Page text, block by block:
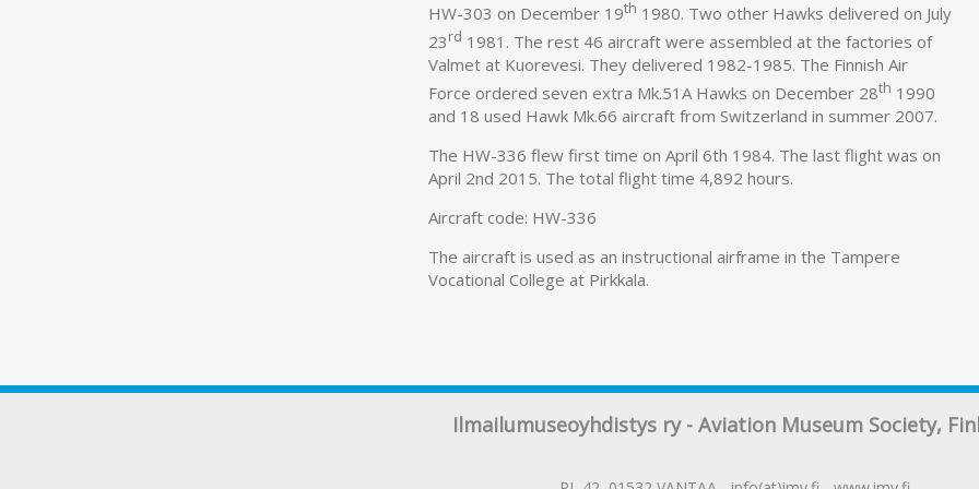
HW-303 on December 19th 1980. Two other Hawks delivered on July
23rd 1981. The rest 46 aircraft were assembled at the factories of
Valmet at Kuorevesi. They delivered 1982-1985. The Finnish Air
Force ordered seven extra Mk.51A Hawks on December 28th 1990
and 18 used Hawk Mk.66 aircraft from Switzerland in summer 2007.
The HW-336 flew first time on April 6th 1984. The last flight was on
April 2nd 2015. The total flight time 4,892 hours.
Aircraft code: HW-336
The aircraft is used as an instructional airframe in the Tampere
Vocational College at Pirkkala.
Ilmailumuseoyhdistys ry - Aviation Museum Society,